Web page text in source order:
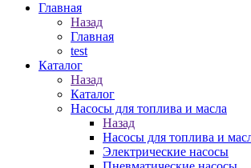
Главная
Назад
Главная
test
Каталог
Назад
Каталог
Насосы для топлива и масла
Назад
Насосы для топлива и
Электрические насосы